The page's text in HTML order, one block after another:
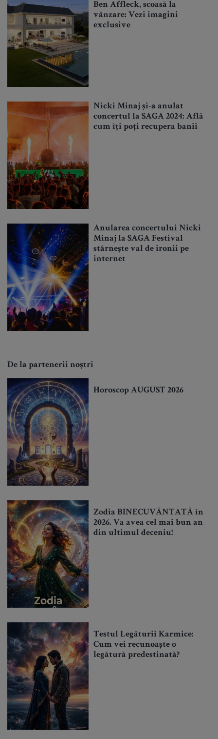
Ben Affleck, scoasă la
vânzare: Vezi imagini
exclusive
Nicki Minaj și-a anulat
concertul la SAGA 2024: Află
cum îți poți recupera banii
Anularea concertului Nicki
Minaj la SAGA Festival
stârnește val de ironii pe
internet
De la partenerii noștri
Horoscop AUGUST 2026
Zodia BINECUVÂNTATĂ în
2026. Va avea cel mai bun an
din ultimul deceniu!
Testul Legăturii Karmice:
Cum vei recunoaște o
legătură predestinată?